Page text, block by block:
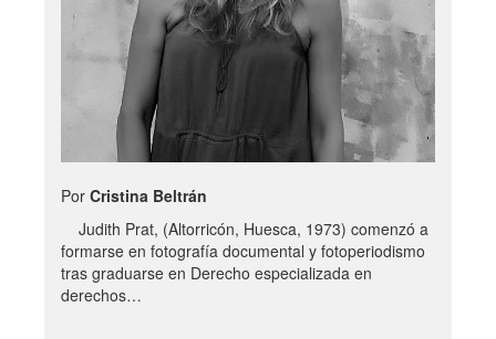
Por Cristina Beltrán
Judith Prat, (Altorricón, Huesca, 1973) comenzó a
formarse en fotografía documental y fotoperiodismo
tras graduarse en Derecho especializada en
derechos…